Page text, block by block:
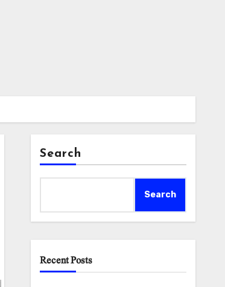
Search
Search
Recent Posts